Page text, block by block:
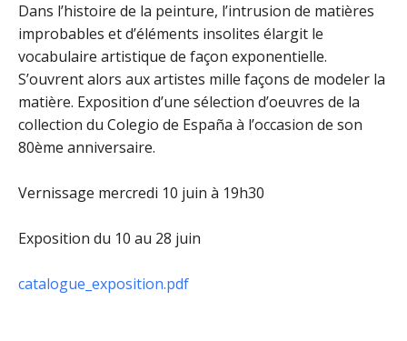
Dans l’histoire de la peinture, l’intrusion de matières
improbables et d’éléments insolites élargit le
vocabulaire artistique de façon exponentielle.
S’ouvrent alors aux artistes mille façons de modeler la
matière. Exposition d’une sélection d’oeuvres de la
collection du Colegio de España à l’occasion de son
80ème anniversaire.
Vernissage mercredi 10 juin à 19h30
Exposition du 10 au 28 juin
catalogue_exposition.pdf